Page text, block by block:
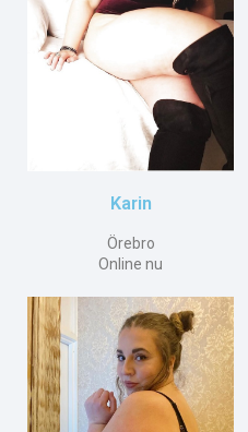
Karin
Örebro
Online nu